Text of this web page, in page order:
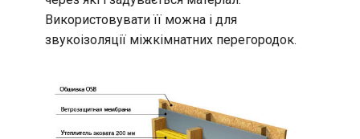
Використовувати її можна і для
звукоізоляції міжкімнатних перегородок.